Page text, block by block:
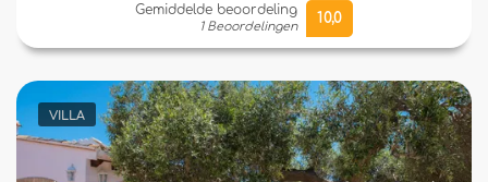
Gemiddelde beoordeling
1 Beoordelingen
10,0
VILLA